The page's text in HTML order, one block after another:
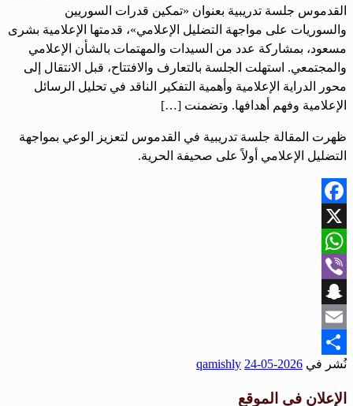
القدموس جلسة تدريبية بعنوان «تمكين قدرات السوريين
والسوريات على مواجهة التضليل الإعلامي»، قدمتها الإعلامية بشرى
مسعود، بمشاركة عدد من السيدات والمهتمات بالشأن الإعلامي
والمجتمعي. استهلت الجلسة بالتعارف والافتتاح، قبل الانتقال إلى
محور الدراية الإعلامية وأهمية التفكير الناقد في تحليل الرسائل
الإعلامية وفهم أهدافها. وتضمنت […]
ظهرت المقالة جلسة تدريبية في القدموس لتعزيز الوعي بمواجهة
التضليل الإعلامي أولاً على صحيفة الحرية.
Facebook
X
WhatsApp
Viber
Snapchat
Email
Share
نُشر في 2026-05-24
qamishly
الإعلان في الموقع